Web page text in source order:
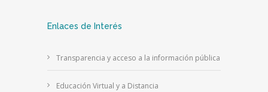
Enlaces de Interés
Transparencia y acceso a la información pública
Educación Virtual y a Distancia